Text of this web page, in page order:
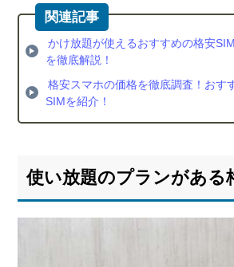
LINEデ
ータフ
リー
5.2.2.
SNSデ
ータフ
楽デー
かけ放題が使えるおすすめの格安
を徹底解説！
格安スマホの価格を徹底調査！おす
SIMを紹介！
使い放題のプランがある